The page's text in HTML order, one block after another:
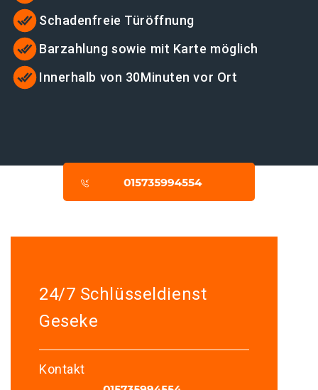
Schadenfreie Türöffnung
Barzahlung sowie mit Karte möglich
Innerhalb von 30Minuten vor Ort
24/7 Schlüsseldienst
Geseke
Kontakt